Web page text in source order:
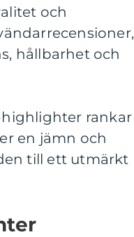
och
hållbarhet och
highlighter rankar
en jämn och
till ett utmärkt